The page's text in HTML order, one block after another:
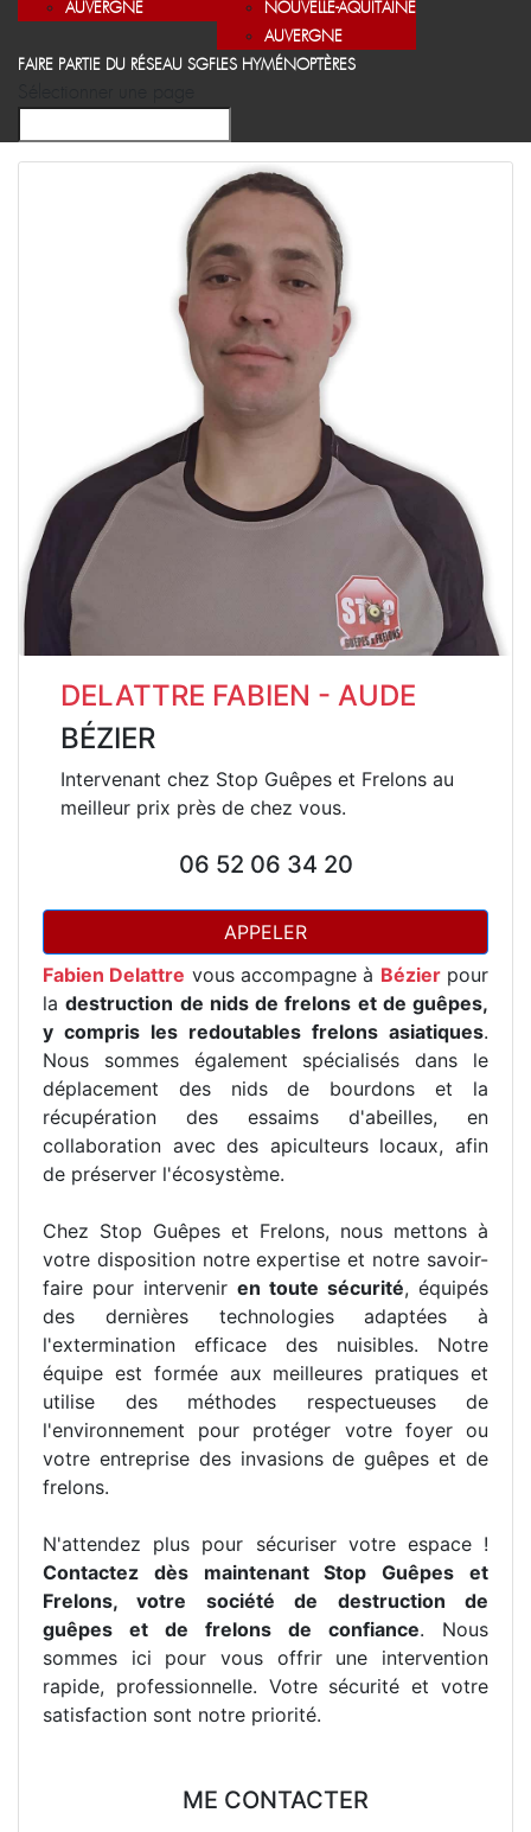
AUVERGNE
NOUVELLE-AQUITAINE
AUVERGNE
FAIRE PARTIE DU RÉSEAU SGFLES HYMÉNOPTÈRES
DELATTRE FABIEN - AUDE
BÉZIER
Intervenant chez Stop Guêpes et Frelons au
meilleur prix près de chez vous.
06 52 06 34 20
APPELER
Fabien Delattre vous accompagne à Bézierpour
ladestruction de nids de frelons et de guêpes,
y compris les redoutables frelons asiatiques.
Nous sommes également spécialisés dans le
déplacement des nids de bourdons et la
récupération des essaims d'abeilles, en
collaboration avec des apiculteurs locaux, afin
de préserver l'écosystème.
Chez Stop Guêpes et Frelons, nous mettons à
votre disposition notre expertise et notre savoir-
faire pour intervenir en toute sécurité, équipés
des dernières technologies adaptées à
l'extermination efficace des nuisibles. Notre
équipe est formée aux meilleures pratiques et
utilise des méthodes respectueuses de
l'environnement pour protéger votre foyer ou
votre entreprise des invasions de guêpes et de
frelons.
N'attendez plus pour sécuriser votre espace !
Contactez dès maintenant Stop Guêpes et
Frelons, votre société de destruction de
guêpes et de frelons de confiance. Nous
sommes ici pour vous offrir une intervention
rapide, professionnelle. Votre sécurité et votre
satisfaction sont notre priorité.
ME CONTACTER